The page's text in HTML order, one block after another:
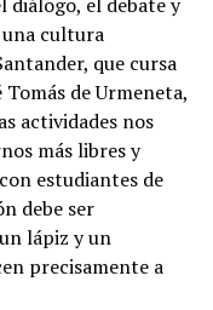
cultura
que cursa
de Urmeneta,
actividades nos
más libres y
estudiantes de
debe ser
lápiz y un
precisamente a